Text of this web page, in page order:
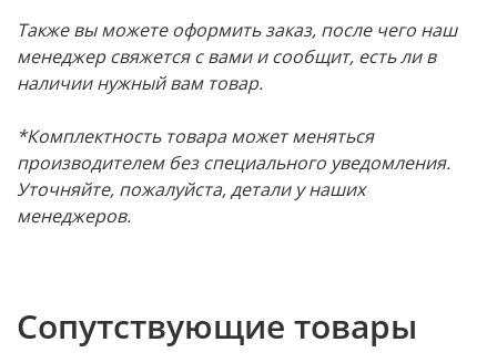
Также вы можете оформить заказ, после чего наш
менеджер свяжется с вами и сообщит, есть ли в
наличии нужный вам товар.
*Комплектность товара может меняться
производителем без специального уведомления.
Уточняйте, пожалуйста, детали у наших
менеджеров.
Сопутствующие товары